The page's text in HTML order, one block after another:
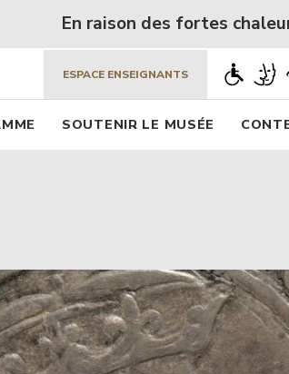
En raison des fortes chaleurs,
ESPACE ENSEIGNANTS
SOUTENIR LE MUSÉE